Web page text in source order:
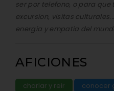
ser por telefono, o para
excursion, visitas
energia y empatia del
AFICIONES
charlar y reir
conocer